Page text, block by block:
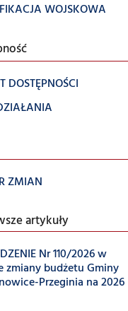
WOJSKOWA
DOSTĘPNOŚCI
ZMIAN
artykuły
Nr 110/2026 w
zmiany budżetu Gminy
Przeginia na 2026